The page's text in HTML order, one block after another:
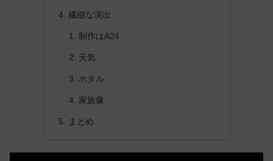
繊細な演出
制作はA24
天気
ホタル
家族像
まとめ